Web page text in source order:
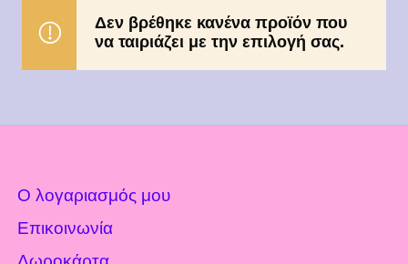
Δεν βρέθηκε κανένα προϊόν που
να ταιριάζει με την επιλογή σας.
Ο λογαριασμός μου
Επικοινωνία